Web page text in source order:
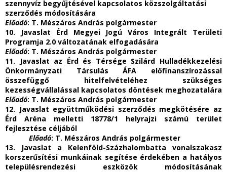
szennyvíz begyűjtésével kapcsolatos közszolgáltatási
szerződés módosítására
Előadó: T. Mészáros András polgármester
10. Javaslat Érd Megyei Jogú Város Integrált Területi
Programja 2.0 változatának elfogadására
Előadó: T. Mészáros András polgármester
11. Javaslat az Érd és Térsége Szilárd Hulladékkezelési
Önkormányzati Társulás ÁFA előfinanszírozással
összefüggő hitelfelvételéhez szükséges
kezességvállalással kapcsolatos döntések meghozatalára
Előadó: T. Mészáros András polgármester
12. Javaslat együttműködési szerződés megkötésére az
Érd Aréna melletti 18778/1 helyrajzi számú terület
fejlesztése céljából
Előadó: T. Mészáros András polgármester
13. Javaslat a Kelenföld-Százhalombatta vonalszakasz
korszerűsítési munkáinak segítése érdekében a hatályos
településrendezési eszközök módosításának